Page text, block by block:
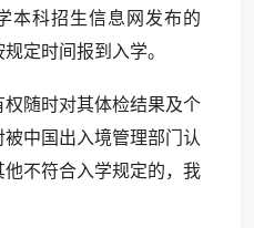
本科招生信息网发布的
定时间报到入学。
随时对其体检结果及个
中国出入境管理部门认
不符合入学规定的，我